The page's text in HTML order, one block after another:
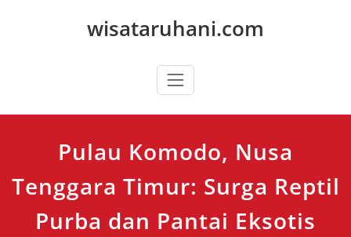
wisataruhani.com
Pulau Komodo, Nusa
Tenggara Timur: Surga Reptil
Purba dan Pantai Eksotis